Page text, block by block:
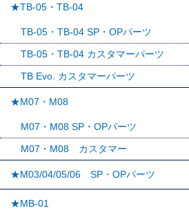
★TB-05・TB-04
TB-05・TB-04 SP・OPパーツ
TB-05・TB-04 カスタマーパーツ
TB Evo. カスタマーパーツ
★M07・M08
M07・M08 SP・OPパーツ
M07・M08 カスタマー
★M03/04/05/06 SP・OPパーツ
★MB-01